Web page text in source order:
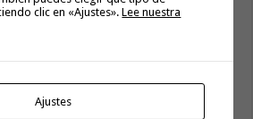
clic en «Ajustes».Lee nuestra
Ajustes